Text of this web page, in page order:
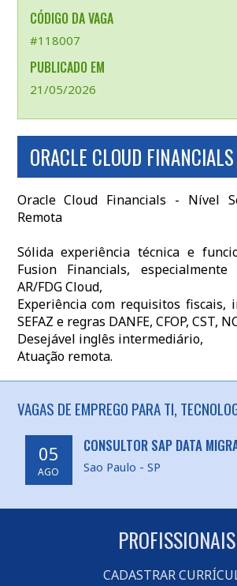
CÓDIGO DA VAGA
#118007
PUBLICADO EM
21/05/2026
ORACLE CLOUD FINANCIALS
Oracle Cloud Financials - Nível
Remota
Sólida experiência técnica e
Fusion Financials,
AR/FDG Cloud,
Experiência com requisitos fiscais,
SEFAZ e regras DANFE, CFOP, CST,
Desejável inglês intermediário,
Atuação remota.
VAGAS DE EMPREGO PARA TI,
05
AGO
CONSULTOR SAP DATA
Sao Paulo - SP
PROFISSIONAIS
CADASTRAR